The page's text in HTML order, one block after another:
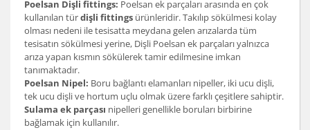
Poelsan Dişli fittings: Poelsan ek parçaları arasında en çok
kullanılan türdişli fittings ürünleridir. Takılıp sökülmesi kolay
olması nedeni ile tesisatta meydana gelen arızalarda tüm
tesisatın sökülmesi yerine, Dişli Poelsan ek parçaları yalnızca
arıza yapan kısmın sökülerek tamir edilmesine imkan
tanımaktadır.
Poelsan Nipel: Boru bağlantı elamanları nipeller, iki ucu dişli,
tek ucu dişli ve hortum uçlu olmak üzere farklı çeşitlere sahiptir.
Sulama ek parçası nipelleri genellikle boruları birbirine
bağlamak için kullanılır.